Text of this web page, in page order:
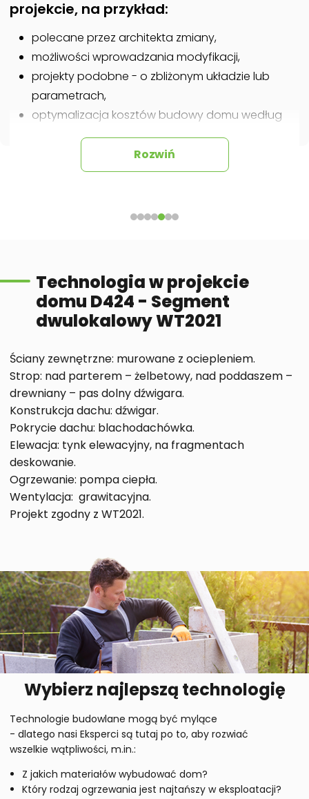
projekcie, na przykład:
polecane przez architekta zmiany,
możliwości wprowadzania modyfikacji,
projekty podobne - o zbliżonym układzie lub
parametrach,
optymalizacja kosztów budowy domu według
tego projektu,
informacje szczegółowe - np. wymiary
pomieszczeń, instalacje, materiały?
52 384 49 90lub
Rozwiń
Technologia w projekcie
domu D424 - Segment
dwulokalowy WT2021
Ściany zewnętrzne: murowane z ociepleniem.
Strop: nad parterem – żelbetowy, nad poddaszem –
drewniany – pas dolny dźwigara.
Konstrukcja dachu: dźwigar.
Pokrycie dachu: blachodachówka.
Elewacja: tynk elewacyjny, na fragmentach
deskowanie.
Ogrzewanie: pompa ciepła.
Wentylacja: grawitacyjna.
Projekt zgodny z WT2021.
Wybierz najlepszą technologię
Technologie budowlane mogą być mylące
- dlatego nasi Eksperci są tutaj po to, aby rozwiać
wszelkie wątpliwości, m.in.:
Z jakich materiałów wybudować dom?
Który rodzaj ogrzewania jest najtańszy w eksploatacji?